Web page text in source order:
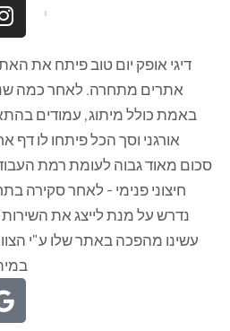
דיגי אופק יום טוב פיתח את
אתרים מתחרה. לאחר כמה
באמת כולל מיתוג, עמודים
אורגני וסך הכל פיתחו לו דף
סכום מאוד גבוה לעומת רמת
חיצוני פנימי - לאחר סקירה
נדרש על מנת לייצג את השירות
עשינו מהפכה באתר שלו ע"י